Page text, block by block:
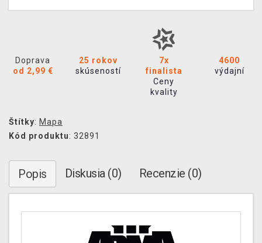
Doprava
od 2,99 €
25 rokov
skúseností
7x
finalista
Ceny
kvality
4600
výdajní
Štítky: Mapa
Kód produktu: 32891
Popis Diskusia (0) Recenzie (0)